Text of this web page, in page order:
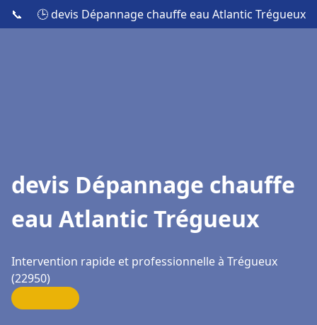
📞 🕒 devis Dépannage chauffe eau Atlantic Trégueux
devis Dépannage chauffe
eau Atlantic Trégueux
Intervention rapide et professionnelle à Trégueux
(22950)